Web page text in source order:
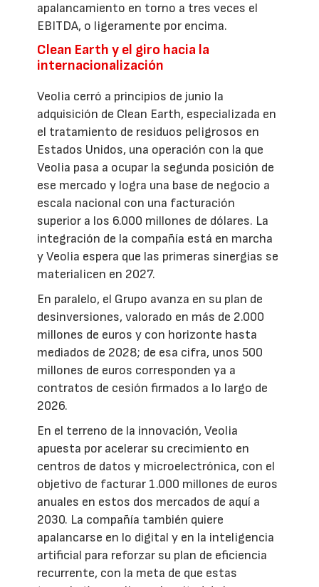
apalancamiento en torno a tres veces el
EBITDA, o ligeramente por encima.
Clean Earth y el giro hacia la
internacionalización
Veolia cerró a principios de junio la
adquisición de Clean Earth, especializada en
el tratamiento de residuos peligrosos en
Estados Unidos, una operación con la que
Veolia pasa a ocupar la segunda posición de
ese mercado y logra una base de negocio a
escala nacional con una facturación
superior a los 6.000 millones de dólares. La
integración de la compañía está en marcha
y Veolia espera que las primeras sinergias se
materialicen en 2027.
En paralelo, el Grupo avanza en su plan de
desinversiones, valorado en más de 2.000
millones de euros y con horizonte hasta
mediados de 2028; de esa cifra, unos 500
millones de euros corresponden ya a
contratos de cesión firmados a lo largo de
2026.
En el terreno de la innovación, Veolia
apuesta por acelerar su crecimiento en
centros de datos y microelectrónica, con el
objetivo de facturar 1.000 millones de euros
anuales en estos dos mercados de aquí a
2030. La compañía también quiere
apalancarse en lo digital y en la inteligencia
artificial para reforzar su plan de eficiencia
recurrente, con la meta de que estas